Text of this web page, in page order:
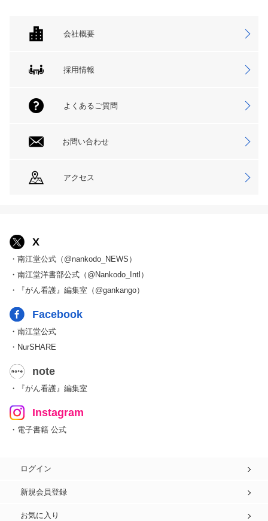
会社概要
採用情報
よくあるご質問
お問い合わせ
アクセス
X
・南江堂公式（@nankodo_NEWS）
・南江堂洋書部公式（@Nankodo_Intl）
・『がん看護』編集室（@gankango）
Facebook
・南江堂公式
・NurSHARE
note
・『がん看護』編集室
Instagram
・電子書籍 公式
ログイン
新規会員登録
お気に入り